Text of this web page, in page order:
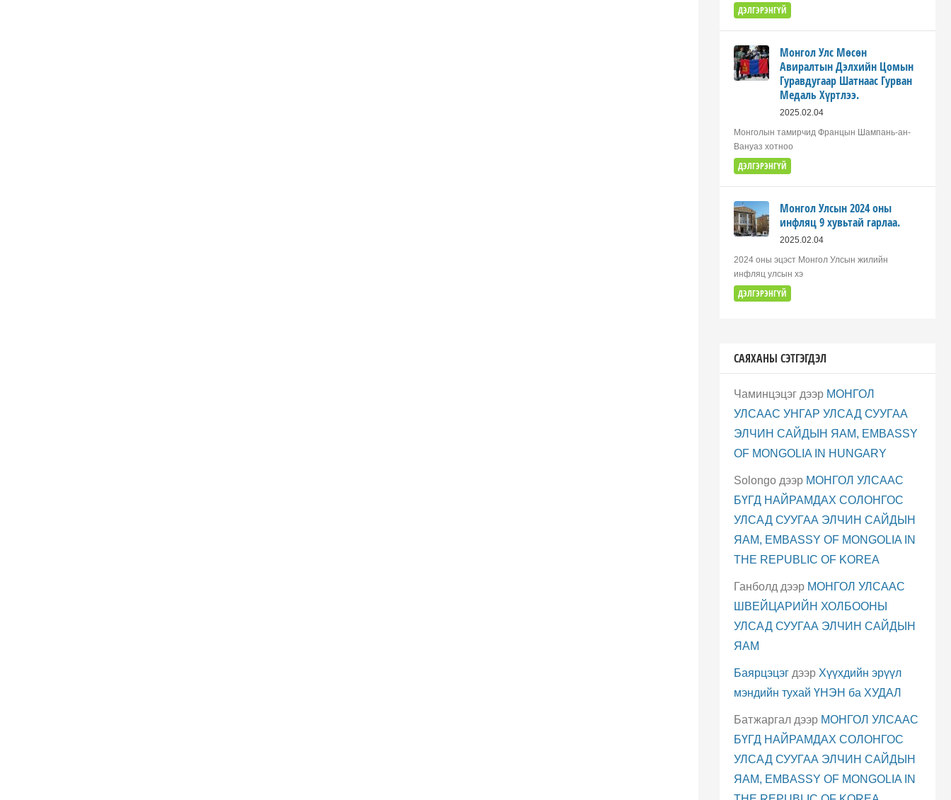
ДЭЛГЭРЭНГҮЙ
Монгол Улс Мөсөн
Авиралтын Дэлхийн Цомын
Гуравдугаар Шатнаас Гурван
Медаль Хүртлээ.
2025.02.04
Монголын тамирчид Францын Шампань-ан-
Вануаз хотноо
ДЭЛГЭРЭНГҮЙ
Монгол Улсын 2024 оны
инфляц 9 хувьтай гарлаа.
2025.02.04
2024 оны эцэст Монгол Улсын жилийн
инфляц улсын хэ
ДЭЛГЭРЭНГҮЙ
САЯХАНЫ СЭТГЭГДЭЛ
Чаминцэцэгдээр МОНГОЛ
УЛСААС УНГАР УЛСАД СУУГАА
ЭЛЧИН САЙДЫН ЯАМ, EMBASSY
OF MONGOLIA IN HUNGARY
Solongoдээр МОНГОЛ УЛСААС
БҮГД НАЙРАМДАХ СОЛОНГОС
УЛСАД СУУГАА ЭЛЧИН САЙДЫН
ЯАМ, EMBASSY OF MONGOLIA IN
THE REPUBLIC OF KOREA
Ганболд дээр МОНГОЛ УЛСААС
ШВЕЙЦАРИЙН ХОЛБООНЫ
УЛСАД СУУГАА ЭЛЧИН САЙДЫН
ЯАМ
Баярцэцэгдээр Хүүхдийн эрүүл
мэндийн тухай ҮНЭН ба ХУДАЛ
Батжаргалдээр МОНГОЛ УЛСААС
БҮГД НАЙРАМДАХ СОЛОНГОС
УЛСАД СУУГАА ЭЛЧИН САЙДЫН
ЯАМ, EMBASSY OF MONGOLIA IN